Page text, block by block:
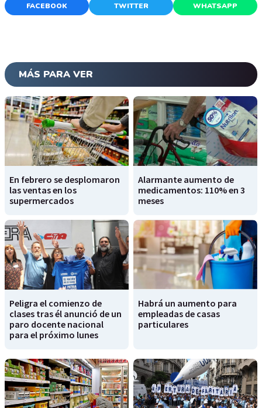
FACEBOOK TWITTER WHATSAPP
MÁS PARA VER
En febrero se desplomaron
las ventas en los
supermercados
Alarmante aumento de
medicamentos: 110% en 3
meses
Peligra el comienzo de
clases tras él anunció de un
paro docente nacional
para el próximo lunes
Habrá un aumento para
empleadas de casas
particulares